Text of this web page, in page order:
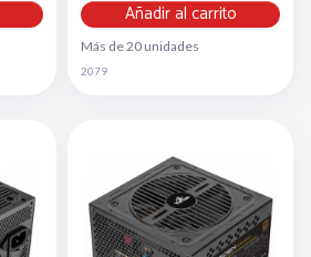
Añadir al carrito
Más de 20 unidades
2079